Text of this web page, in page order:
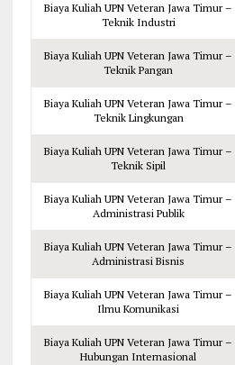
Biaya Kuliah UPN Veteran Jawa Timur –
Teknik Industri
Biaya Kuliah UPN Veteran Jawa Timur –
Teknik Pangan
Biaya Kuliah UPN Veteran Jawa Timur –
Teknik Lingkungan
Biaya Kuliah UPN Veteran Jawa Timur –
Teknik Sipil
Biaya Kuliah UPN Veteran Jawa Timur –
Administrasi Publik
Biaya Kuliah UPN Veteran Jawa Timur –
Administrasi Bisnis
Biaya Kuliah UPN Veteran Jawa Timur –
Ilmu Komunikasi
Biaya Kuliah UPN Veteran Jawa Timur –
Hubungan Internasional